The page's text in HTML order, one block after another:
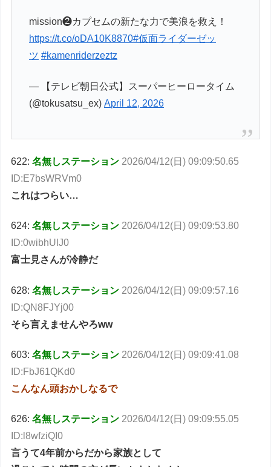
mission❷カプセムの新たな力で美浪を救え！
https://t.co/oDA10K8870#仮面ライダーゼッ
ツ #kamenriderzeztz
— 【テレビ朝日公式】スーパーヒーロータイム
(@tokusatsu_ex)April 12, 2026
622:名無しステーション 2026/04/12(日) 09:09:50.65
ID:E7bsWRVm0
これはつらい…
624:名無しステーション 2026/04/12(日) 09:09:53.80
ID:0wibhUlJ0
富士見さんが冷静だ
628:名無しステーション 2026/04/12(日) 09:09:57.16
ID:QN8FJYj00
そら言えませんやろww
603:名無しステーション 2026/04/12(日) 09:09:41.08
ID:FbJ61QKd0
こんなん頭おかしなるで
626:名無しステーション 2026/04/12(日) 09:09:55.05
ID:l8wfziQI0
言うて4年前からだから家族として